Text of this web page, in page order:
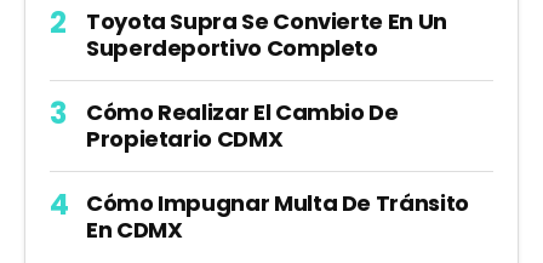
Toyota Supra Se Convierte En Un
Superdeportivo Completo
Cómo Realizar El Cambio De
Propietario CDMX
Cómo Impugnar Multa De Tránsito
En CDMX